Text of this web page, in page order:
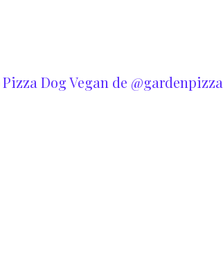
Dog Vegan de @gardenpizza_